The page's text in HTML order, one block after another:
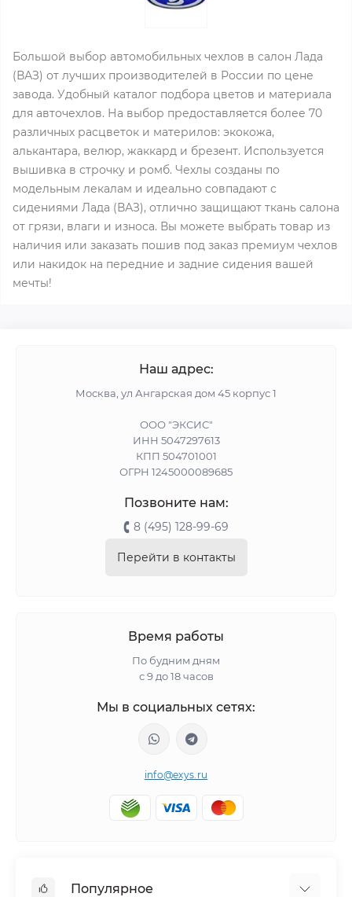
Большой выбор автомобильных чехлов в салон Лада
(ВАЗ) от лучших производителей в России по цене
завода. Удобный каталог подбора цветов и материала
для авточехлов. На выбор предоставляется более 70
различных расцветок и материлов: экокожа,
алькантара, велюр, жаккард и брезент. Используется
вышивка в строчку и ромб. Чехлы созданы по
модельным лекалам и идеально совпадают с
сидениями Лада (ВАЗ), отлично защищают ткань салона
от грязи, влаги и износа. Вы можете выбрать товар из
наличия или заказать пошив под заказ премиум чехлов
или накидок на передние и задние сидения вашей
мечты!
Наш адрес:
Москва, ул Ангарская дом 45 корпус 1
ООО "ЭКСИС"
ИНН 5047297613
КПП 504701001
ОГРН 1245000089685
Позвоните нам:
8 (495) 128-99-69
Перейти в контакты
Время работы
По будним дням
с 9 до 18 часов
Мы в социальных сетях:
info@exys.ru
Популярное